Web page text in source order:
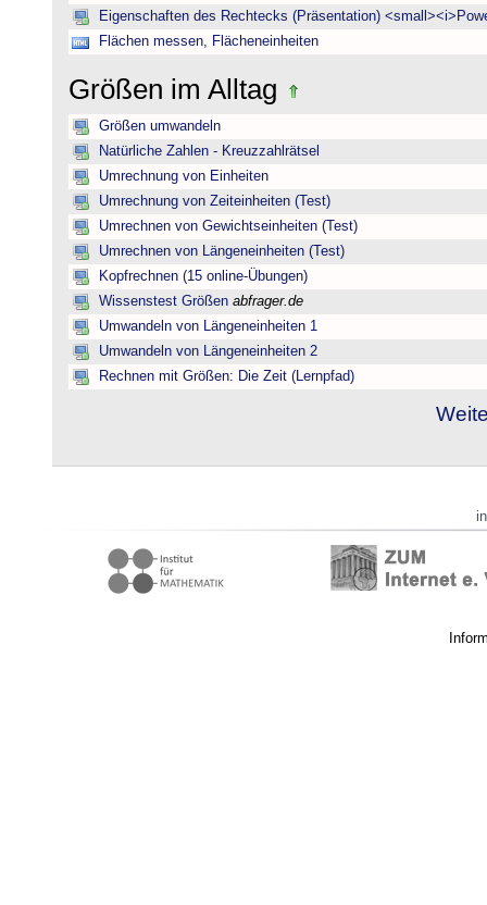
Eigenschaften des Rechtecks (Präsentation)
Flächen messen, Flächeneinheiten
Größen im Alltag
Größen umwandeln
Natürliche Zahlen - Kreuzzahlrätsel
Umrechnung von Einheiten
Umrechnung von Zeiteinheiten (Test)
Umrechnen von Gewichtseinheiten (Test)
Umrechnen von Längeneinheiten (Test)
Kopfrechnen (15 online-Übungen)
Wissenstest Größen abfrager.de
Umwandeln von Längeneinheiten 1
Umwandeln von Längeneinheiten 2
Rechnen mit Größen: Die Zeit (Lernpfad)